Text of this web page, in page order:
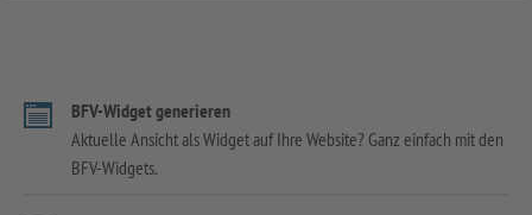
BFV-Widget generieren
Aktuelle Ansicht als Widget auf Ihre Website? Ganz einfach mit den
BFV-Widgets.